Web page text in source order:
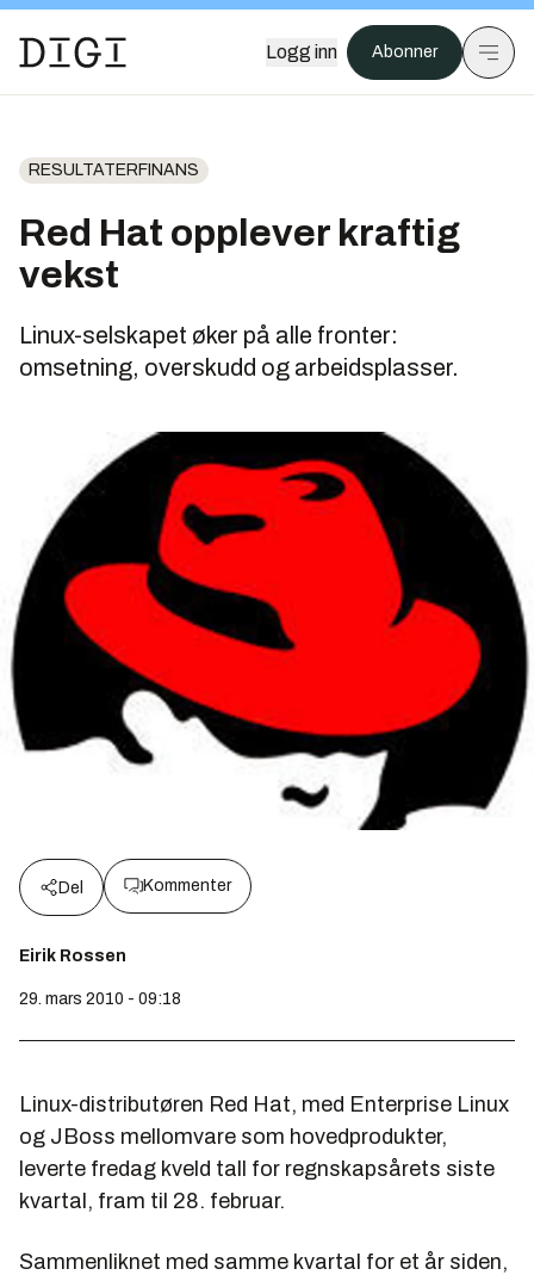
Logg inn Abonner
RESULTATERFINANS
Red Hat opplever kraftig
vekst
Linux-selskapet øker på alle fronter:
omsetning, overskudd og arbeidsplasser.
Del Kommenter
Eirik Rossen
29. mars 2010 - 09:18
Linux-distributøren Red Hat, med Enterprise Linux
og JBoss mellomvare som hovedprodukter,
leverte fredag kveld tall for regnskapsårets siste
kvartal, fram til 28. februar.
Sammenliknet med samme kvartal for et år siden,